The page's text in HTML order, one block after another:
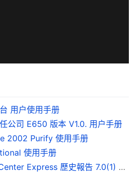
用户使用手册
公司 E650 版本 V1.0. 用户手册
2002 Purify 使用手册
使用手册
Cisco Unified Contact Center Express 歷史報告 7.0(1) 版使用手冊